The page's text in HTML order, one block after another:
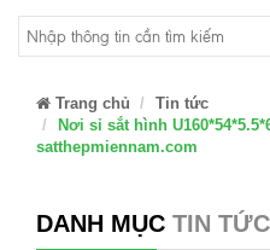
Trang chủ
Tin tức
Nơi sỉ sắt hình
satthepmiennam.com
DANH MỤC TIN TỨC